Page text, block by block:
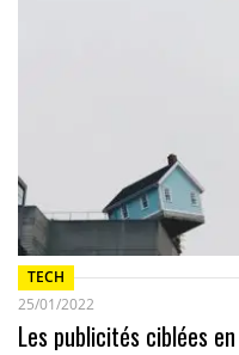
TECH
25/01/2022
Les publicités ciblées